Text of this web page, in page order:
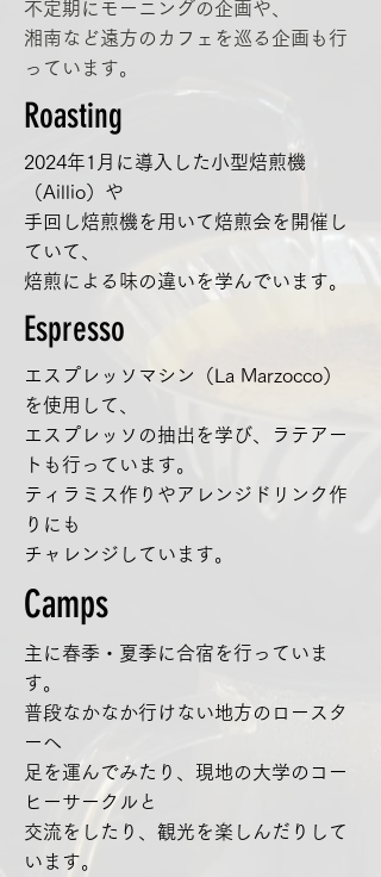
不定期にモーニングの企画や、
湘南など遠方のカフェを巡る企画も行
っています。
Roasting
2024年1月に導入した小型焙煎機
（Aillio）や
手回し焙煎機を用いて焙煎会を開催し
ていて、
​焙煎による味の違いを学んでいます。
Espresso
エスプレッソマシン（La Marzocco）
を使用して、
エスプレッソの抽出を学び、
ラテアー
トも行っています。
ティラミス作りやアレンジドリンク作
り にも
チャレンジしています。
Camps
主に春季・夏季に合宿を行っていま
す。
普段なかなか行けない地方のロースタ
ーへ
足を運んでみたり、現地の大学のコー
ヒーサークルと
​交流をしたり、観光を楽しんだりして
います。